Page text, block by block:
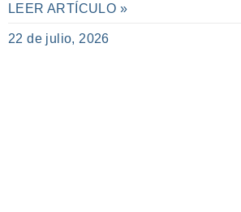
LEER ARTÍCULO »
22 de julio, 2026